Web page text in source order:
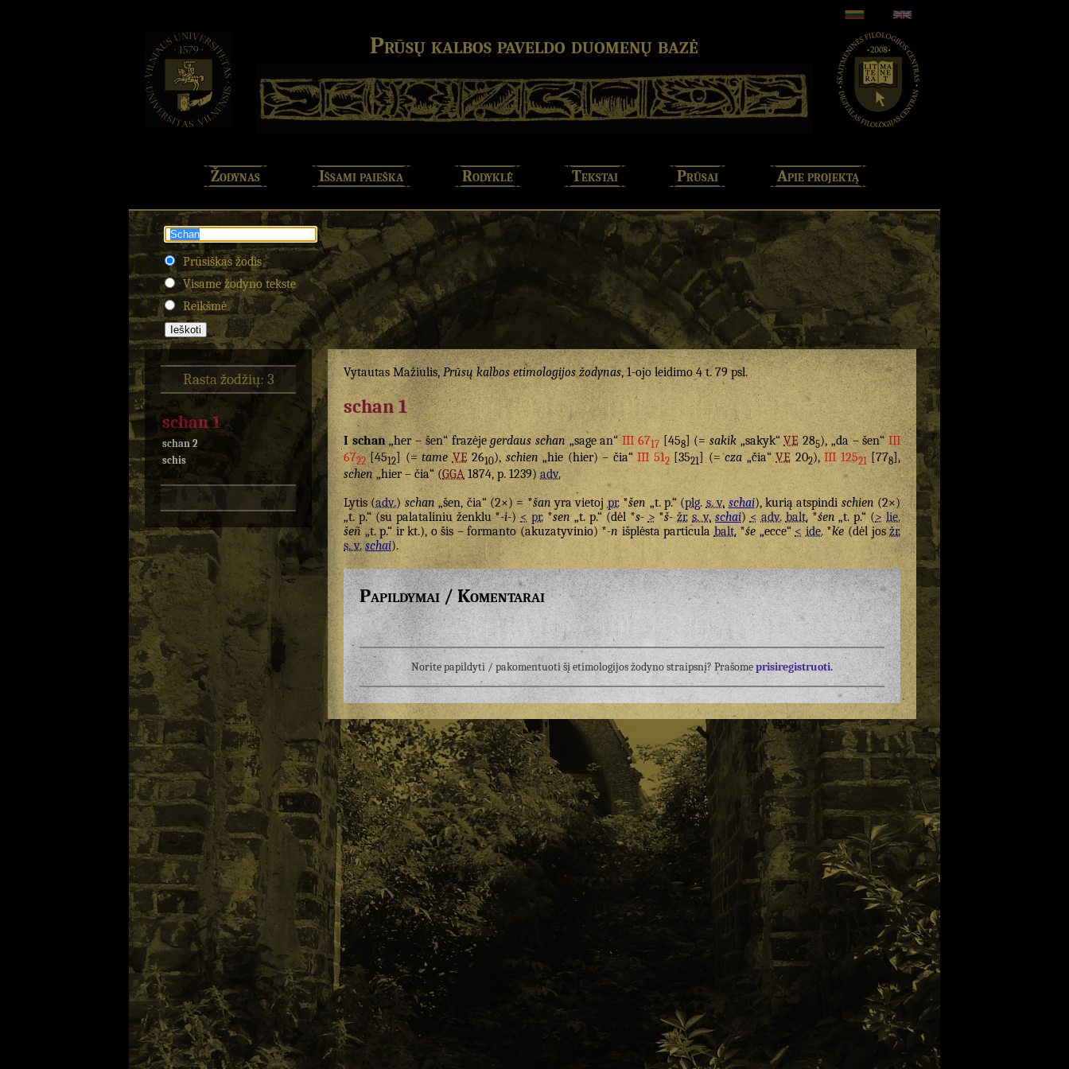
Prūsų kalbos paveldo duomenų bazė
Žodynas Išsami paieška Rodyklė Tekstai Prūsai Apie projektą
Prūsiškas žodis
Visame žodyno tekste
Reikšmė
Rasta žodžių: 3
schan 1
schan 2
schis
Vytautas Mažiulis,Prūsų kalbos etimologijos žodynas, 1-ojo leidimo 4 t. 79 psl.
schan 1
I schan„her – šen“ frazėjegerdaus schan„sage an“III 6717[458] (=sakik„sakyk“VE285), „da – šen“III
6722[4512] (=tame VE2610),schien„hie (hier) – čia“III 512[3521] (=cza„čia“VE202),III 12521[778],
schen„hier – čia“ (GGA1874, p. 1239)adv.
Lytis (adv.)schan„šen, čia“ (2×) = *šanyra vietoj pr.*šen „t. p.“ (plg. s. v. schai), kurią atspindi schien(2×)
„t. p.“ (su palataliniu ženklu *-i-)< pr.*sen„t. p.“ (dėl *s- >*š- žr. s. v. schai) < adv. balt.*śen„t. p.“ (> lie.
šeñ„t. p.“ ir kt.), o šis – formanto (akuzatyvinio) *-n išplėsta particula balt.*śe „ecce“< ide.*ḱe(dėl josžr.
s. v. schai).
Papildymai / Komentarai
Norite papildyti / pakomentuoti šį etimologijos žodyno straipsnį? Prašomeprisiregistruoti.